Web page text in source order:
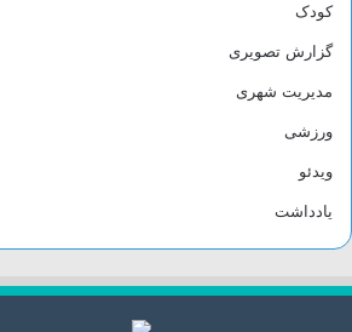
کودک
گزارش تصویری
مدیریت شهری
ورزشی
ویدئو
یادداشت